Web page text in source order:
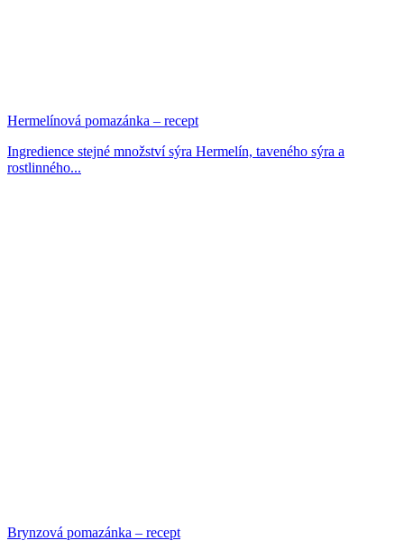
Hermelínová pomazánka – recept
Ingredience stejné množství sýra Hermelín, taveného sýra a
rostlinného...
Brynzová pomazánka – recept